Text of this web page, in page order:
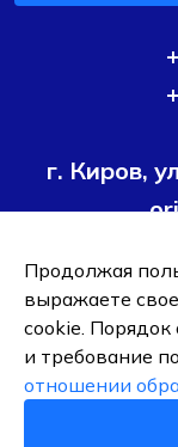
г. Киров,
Условия
ОБЩЕСТВО С
Продолжая
выражаете
cookie.
и требование
отношении